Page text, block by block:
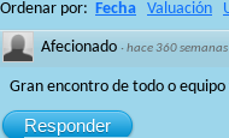
Ordenar por: Fecha Valuación
Afecionado ·hace 360 semanas
Gran encontro de todo o
Responder